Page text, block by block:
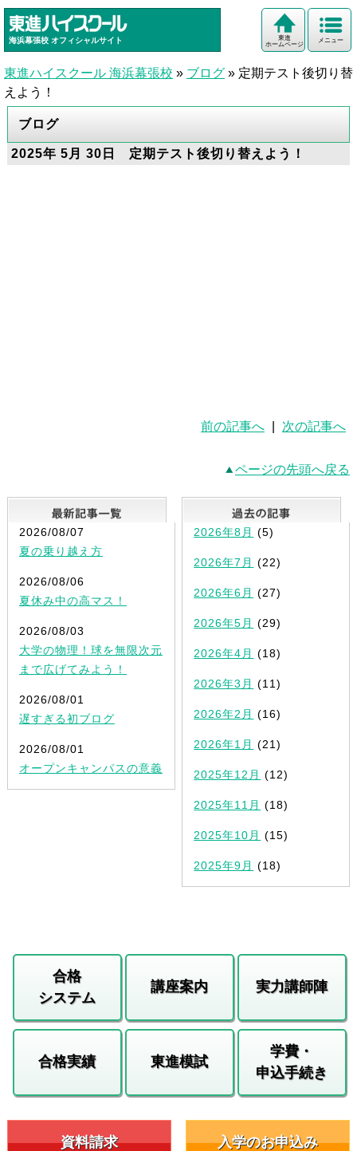
海浜幕張校 オフィシャルサイト メニュー
東進
ホームページ
東進ハイスクール 海浜幕張校 » ブログ » 定期テスト後切り替
えよう！
ブログ
2025年 5月 30日 定期テスト後切り替えよう！
前の記事へ 次の記事へ
ページの先頭へ戻る
最新記事一覧
2026/08/07
夏の乗り越え方
2026/08/06
夏休み中の高マス！
2026/08/03
大学の物理！球を無限次元
まで広げてみよう！
2026/08/01
遅すぎる初ブログ
2026/08/01
オープンキャンパスの意義
2026年8月 (5)
2026年7月 (22)
2026年6月 (27)
2026年5月 (29)
2026年4月 (18)
2026年3月 (11)
2026年2月 (16)
2026年1月 (21)
2025年12月 (12)
2025年11月 (18)
2025年10月 (15)
2025年9月 (18)
合格
システム
講座案内 実力講師陣
合格実績 東進模試
学費・
申込手続き
資料請求 入学のお申込み